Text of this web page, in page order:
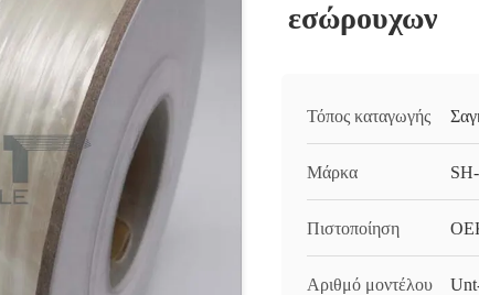
εσώρουχων
Τόπος καταγωγής
Μάρκα
Πιστοποίηση
Αριθμό μοντέλου